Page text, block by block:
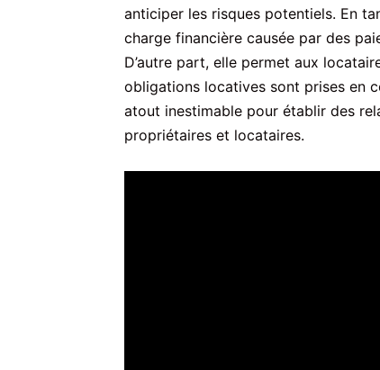
anticiper les risques potentiels. En
charge financière causée par des
D’autre part, elle permet aux
obligations locatives sont prises en
atout inestimable pour établir des
propriétaires et locataires.